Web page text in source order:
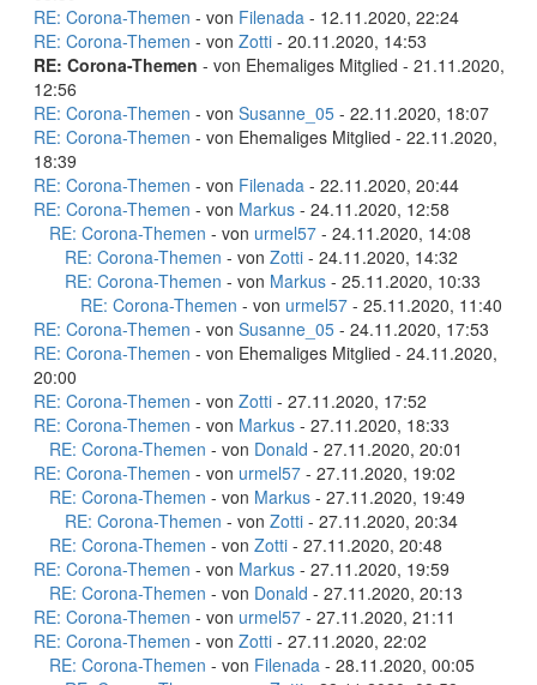
RE: Corona-Themen - von Filenada - 12.11.2020, 22:24
RE: Corona-Themen - von Zotti - 20.11.2020, 14:53
RE: Corona-Themen - von Ehemaliges Mitglied - 21.11.2020,
12:56
RE: Corona-Themen - von Susanne_05 - 22.11.2020, 18:07
RE: Corona-Themen - von Ehemaliges Mitglied - 22.11.2020,
18:39
RE: Corona-Themen - von Filenada - 22.11.2020, 20:44
RE: Corona-Themen - von Markus - 24.11.2020, 12:58
RE: Corona-Themen - von urmel57 - 24.11.2020, 14:08
RE: Corona-Themen - von Zotti - 24.11.2020, 14:32
RE: Corona-Themen - von Markus - 25.11.2020, 10:33
RE: Corona-Themen - von urmel57 - 25.11.2020, 11:40
RE: Corona-Themen - von Susanne_05 - 24.11.2020, 17:53
RE: Corona-Themen - von Ehemaliges Mitglied - 24.11.2020,
20:00
RE: Corona-Themen - von Zotti - 27.11.2020, 17:52
RE: Corona-Themen - von Markus - 27.11.2020, 18:33
RE: Corona-Themen - von Donald - 27.11.2020, 20:01
RE: Corona-Themen - von urmel57 - 27.11.2020, 19:02
RE: Corona-Themen - von Markus - 27.11.2020, 19:49
RE: Corona-Themen - von Zotti - 27.11.2020, 20:34
RE: Corona-Themen - von Zotti - 27.11.2020, 20:48
RE: Corona-Themen - von Markus - 27.11.2020, 19:59
RE: Corona-Themen - von Donald - 27.11.2020, 20:13
RE: Corona-Themen - von urmel57 - 27.11.2020, 21:11
RE: Corona-Themen - von Zotti - 27.11.2020, 22:02
RE: Corona-Themen - von Filenada - 28.11.2020, 00:05